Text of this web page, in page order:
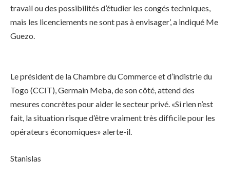
travail ou des possibilités d’étudier les congés techniques,
mais les licenciements ne sont pas à envisager’, a indiqué Me
Guezo.
Le président de la Chambre du Commerce et d’indistrie du
Togo (CCIT), Germain Meba, de son côté, attend des
mesures concrètes pour aider le secteur privé. «Si rien n’est
fait, la situation risque d’être vraiment très difficile pour les
opérateurs économiques» alerte-il.
Stanislas